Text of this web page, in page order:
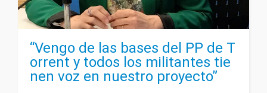
“Vengo de las bases del PP de T
orrent y todos los militantes tie
nen voz en nuestro proyecto”